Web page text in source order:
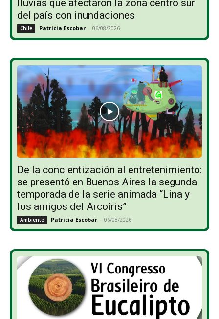
lluvias que afectaron la zona centro sur
del país con inundaciones
Chile Patricia Escobar - 06/08/2026
De la concientización al entretenimiento:
se presentó en Buenos Aires la segunda
temporada de la serie animada “Lina y
los amigos del Arcoíris”
Ambiente Patricia Escobar - 06/08/2026